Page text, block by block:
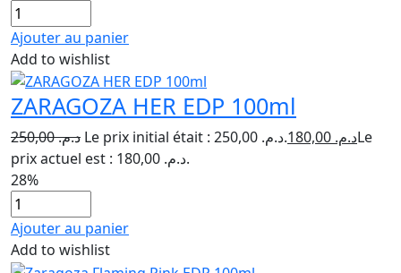
Ajouter au panier
Add to wishlist
ZARAGOZA HER EDP 100ml
د.م.250,00 Le prix initial était : د.م. 250,00. د.م.Le
prix actuel est : د.م. 180,00.
28%
Ajouter au panier
Add to wishlist